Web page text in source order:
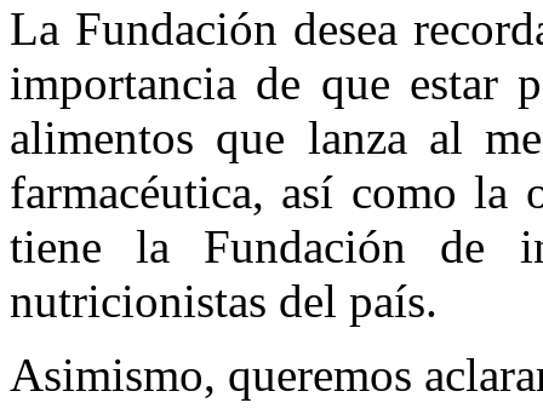
La Fundación desea
importancia de que estar
alimentos que lanza al
farmacéutica, así como la
tiene la Fundación de
nutricionistas del país.
Asimismo, queremos